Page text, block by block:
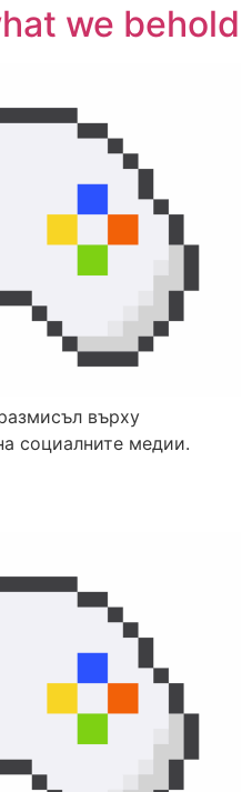
we behold
върху
социалните медии.